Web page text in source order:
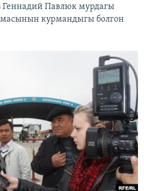
Геннадий Павлюк мурдагы
курмандыгы болгон